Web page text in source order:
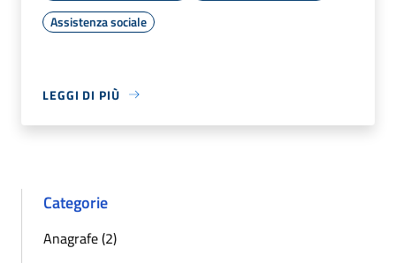
Assistenza sociale
LEGGI DI PIÙ
Categorie
Anagrafe (2)